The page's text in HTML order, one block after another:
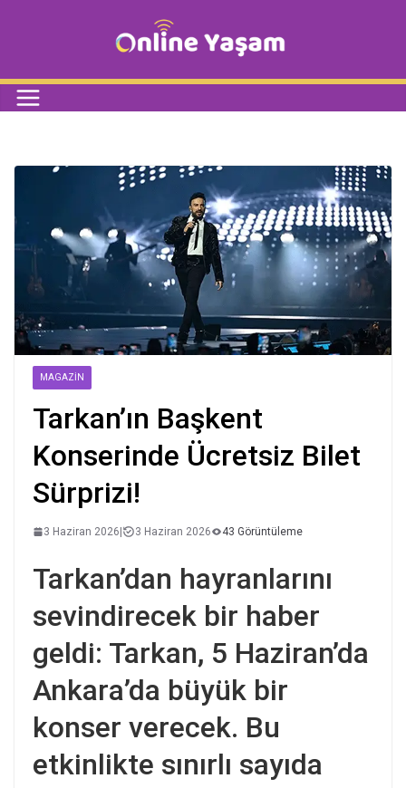
MAGAZIN
Tarkan’ın Başkent
Konserinde Ücretsiz Bilet
Sürprizi!
3 Haziran 2026 3 Haziran 2026 43 Görüntüleme
Tarkan’dan hayranlarını
sevindirecek bir haber
geldi: Tarkan, 5 Haziran’da
Ankara’da büyük bir
konser verecek. Bu
etkinlikte sınırlı sayıda